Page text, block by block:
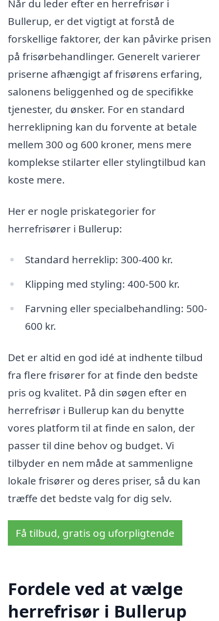
Når du leder efter en herrefrisør i
Bullerup, er det vigtigt at forstå de
forskellige faktorer, der kan påvirke prisen
på frisørbehandlinger. Generelt varierer
priserne afhængigt af frisørens erfaring,
salonens beliggenhed og de specifikke
tjenester, du ønsker. For en standard
herreklipning kan du forvente at betale
mellem 300 og 600 kroner, mens mere
komplekse stilarter eller stylingtilbud kan
koste mere.
Her er nogle priskategorier for
herrefrisører i Bullerup:
Standard herreklip: 300-400 kr.
Klipping med styling: 400-500 kr.
Farvning eller specialbehandling: 500-
600 kr.
Det er altid en god idé at indhente tilbud
fra flere frisører for at finde den bedste
pris og kvalitet. På din søgen efter en
herrefrisør i Bullerup kan du benytte
vores platform til at finde en salon, der
passer til dine behov og budget. Vi
tilbyder en nem måde at sammenligne
lokale frisører og deres priser, så du kan
træffe det bedste valg for dig selv.
Få tilbud, gratis og uforpligtende
Fordele ved at vælge
herrefrisør i Bullerup